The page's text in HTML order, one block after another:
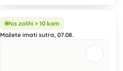
Na zalihi > 10 kom
Možete imati sutra, 07.08.